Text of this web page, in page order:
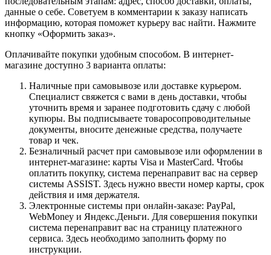
данные о себе. Советуем в комментарии к заказу написать
информацию, которая поможет курьеру вас найти. Нажмите
кнопку «Оформить заказ».
Оплачивайте покупки удобным способом. В интернет-
магазине доступно 3 варианта оплаты:
Наличные при самовывозе или доставке курьером.
Специалист свяжется с вами в день доставки, чтобы
уточнить время и заранее подготовить сдачу с любой
купюры. Вы подписываете товаросопроводительные
документы, вносите денежные средства, получаете
товар и чек.
Безналичный расчет при самовывозе или оформлении в
интернет-магазине: карты Visa и MasterCard. Чтобы
оплатить покупку, система перенаправит вас на сервер
системы ASSIST. Здесь нужно ввести номер карты, срок
действия и имя держателя.
Электронные системы при онлайн-заказе: PayPal,
WebMoney и Яндекс.Деньги. Для совершения покупки
система перенаправит вас на страницу платежного
сервиса. Здесь необходимо заполнить форму по
инструкции.